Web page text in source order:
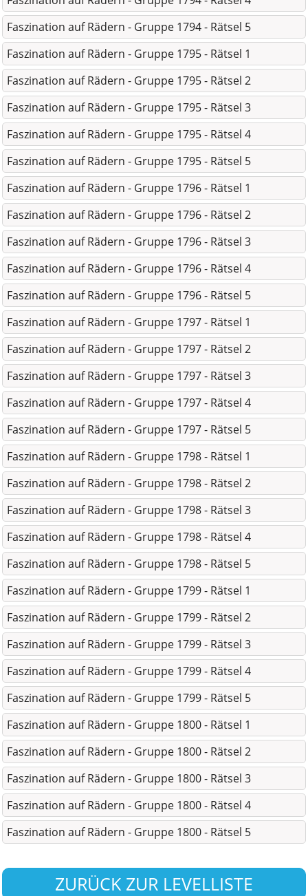
Faszination auf Rädern - Gruppe 1794 - Rätsel 5
Faszination auf Rädern - Gruppe 1795 - Rätsel 1
Faszination auf Rädern - Gruppe 1795 - Rätsel 2
Faszination auf Rädern - Gruppe 1795 - Rätsel 3
Faszination auf Rädern - Gruppe 1795 - Rätsel 4
Faszination auf Rädern - Gruppe 1795 - Rätsel 5
Faszination auf Rädern - Gruppe 1796 - Rätsel 1
Faszination auf Rädern - Gruppe 1796 - Rätsel 2
Faszination auf Rädern - Gruppe 1796 - Rätsel 3
Faszination auf Rädern - Gruppe 1796 - Rätsel 4
Faszination auf Rädern - Gruppe 1796 - Rätsel 5
Faszination auf Rädern - Gruppe 1797 - Rätsel 1
Faszination auf Rädern - Gruppe 1797 - Rätsel 2
Faszination auf Rädern - Gruppe 1797 - Rätsel 3
Faszination auf Rädern - Gruppe 1797 - Rätsel 4
Faszination auf Rädern - Gruppe 1797 - Rätsel 5
Faszination auf Rädern - Gruppe 1798 - Rätsel 1
Faszination auf Rädern - Gruppe 1798 - Rätsel 2
Faszination auf Rädern - Gruppe 1798 - Rätsel 3
Faszination auf Rädern - Gruppe 1798 - Rätsel 4
Faszination auf Rädern - Gruppe 1798 - Rätsel 5
Faszination auf Rädern - Gruppe 1799 - Rätsel 1
Faszination auf Rädern - Gruppe 1799 - Rätsel 2
Faszination auf Rädern - Gruppe 1799 - Rätsel 3
Faszination auf Rädern - Gruppe 1799 - Rätsel 4
Faszination auf Rädern - Gruppe 1799 - Rätsel 5
Faszination auf Rädern - Gruppe 1800 - Rätsel 1
Faszination auf Rädern - Gruppe 1800 - Rätsel 2
Faszination auf Rädern - Gruppe 1800 - Rätsel 3
Faszination auf Rädern - Gruppe 1800 - Rätsel 4
Faszination auf Rädern - Gruppe 1800 - Rätsel 5
ZURÜCK ZUR LEVELLISTE